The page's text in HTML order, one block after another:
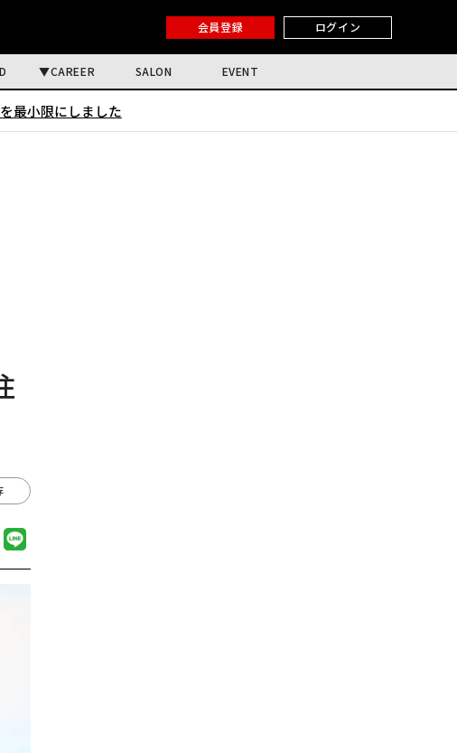
会員登録 ログイン
CAREER SALON EVENT
最小限にしました